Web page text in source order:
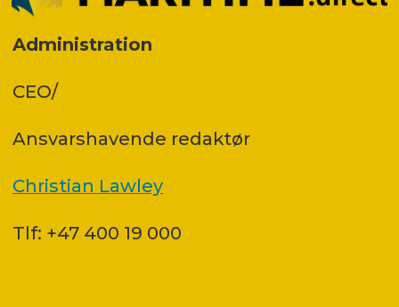
Administration
CEO/
Ansvars­havende redaktør
Christian Lawley
Tlf: +47 400 19 000